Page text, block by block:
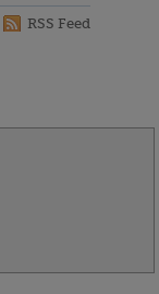
RSS Feed